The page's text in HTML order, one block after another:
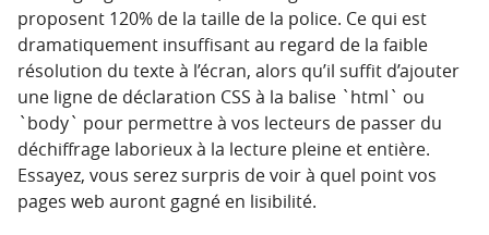
e
proposent 120% de la taille de la police. Ce qui est
dramatiquement insuffisant au regard de la faible
résolution du texte à l’écran, alors qu’il suffit d’ajouter
une ligne de déclaration CSS à la balise `html` ou
`body` pour permettre à vos lecteurs de passer du
déchiffrage laborieux à la lecture pleine et entière.
Essayez, vous serez surpris de voir à quel point vos
pages web auront gagné en lisibilité.